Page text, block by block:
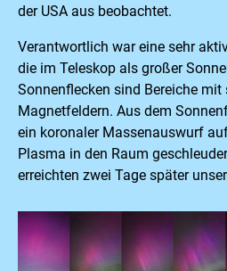
der USA aus beobachtet.
Verantwortlich war eine sehr
die im Teleskop als großer
Sonnenflecken sind Bereiche mit
Magnetfeldern. Aus dem
ein koronaler Massenauswurf
Plasma in den Raum
erreichten zwei Tage später